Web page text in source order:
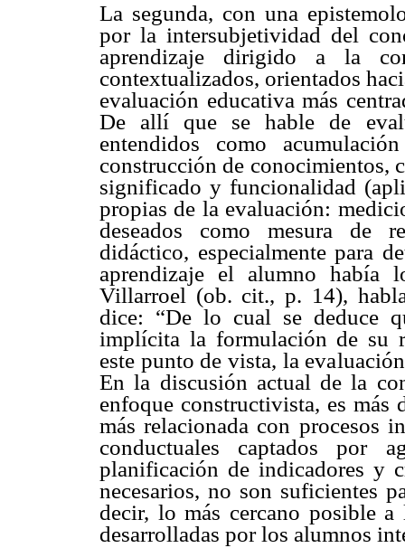
La segunda, con una
por la intersubjetividad del
aprendizaje dirigido a la
contextualizados, orientados
evaluación educativa más
De allí que se hable de
entendidos como
construcción de conocimientos,
significado y funcionalidad
propias de la evaluación:
deseados como mesura de
didáctico, especialmente para
aprendizaje el alumno había
Villarroel (ob. cit., p. 14),
dice: “De lo cual se deduce
implícita la formulación de su
este punto de vista, la
En la discusión actual de la
enfoque constructivista, es más
más relacionada con procesos
conductuales captados por
planificación de indicadores y
necesarios, no son suficientes
decir, lo más cercano posible a
desarrolladas por los alumnos